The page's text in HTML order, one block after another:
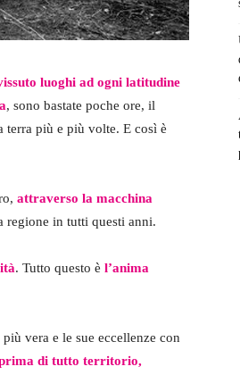
luoghi ad ogni latitudine
, sono bastate poche ore, il
terra più e più volte. E così è
attraverso la macchina
regione in tutti questi anni.
. Tutto questo è l’anima
vera e le sue eccellenze con
di tutto territorio,